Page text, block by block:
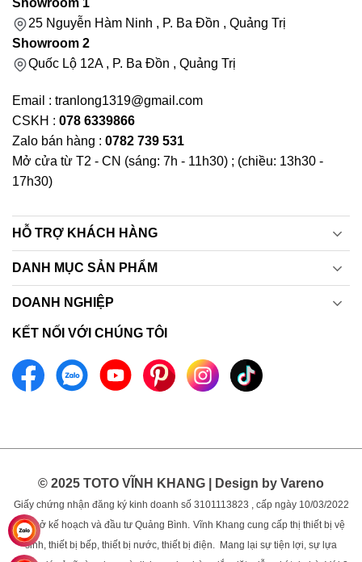
Showroom 1
25 Nguyễn Hàm Ninh , P. Ba Đồn , Quảng Trị
Showroom 2
Quốc Lộ 12A , P. Ba Đồn , Quảng Trị
Email : tranlong1319@gmail.com
CSKH : 078 6339866
Zalo bán hàng : 0782 739 531
Mở cửa từ T2 - CN (sáng: 7h - 11h30) ; (chiều: 13h30 -
17h30)
HỖ TRỢ KHÁCH HÀNG
DANH MỤC SẢN PHẨM
DOANH NGHIỆP
KẾT NỐI VỚI CHÚNG TÔI
© 2025 TOTO VĨNH KHANG | Design by Vareno
Giấy chứng nhận đăng ký kinh doanh số 3101113823 , cấp ngày 10/03/2022
bởi sở kế hoạch và đầu tư Quảng Bình. Vĩnh Khang cung cấp thị thiết bị vệ
sinh, thiết bị bếp, thiết bị nước, thiết bị điện. Mang lại sự tiện lợi, sự lựa